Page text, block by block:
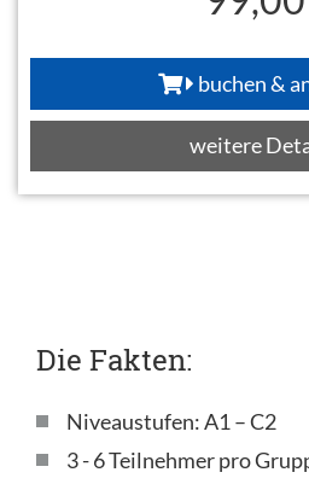
buchen &
weitere
Die Fakten:
Niveaustufen: A1 – C2
3 - 6 Teilnehmer pro